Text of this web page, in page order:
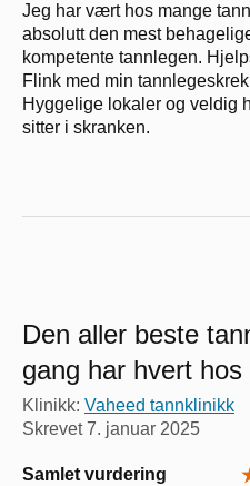
Jeg har vært hos mange
absolutt den mest
kompetente tannlegen.
Flink med min
Hyggelige lokaler og veldig
sitter i skranken.
Den aller beste
gang har hvert hos
Klinikk: Vaheed tannklinikk
Skrevet7. januar 2025
Samlet vurdering